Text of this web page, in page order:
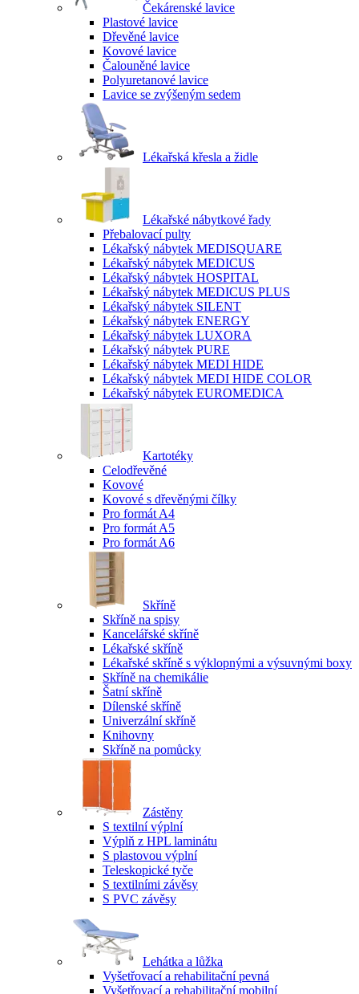
Čekárenské lavice
Plastové lavice
Dřevěné lavice
Kovové lavice
Čalouněné lavice
Polyuretanové lavice
Lavice se zvýšeným sedem
Lékařská křesla a židle
Lékařské nábytkové řady
Přebalovací pulty
Lékařský nábytek MEDISQUARE
Lékařský nábytek MEDICUS
Lékařský nábytek HOSPITAL
Lékařský nábytek MEDICUS PLUS
Lékařský nábytek SILENT
Lékařský nábytek ENERGY
Lékařský nábytek LUXORA
Lékařský nábytek PURE
Lékařský nábytek MEDI HIDE
Lékařský nábytek MEDI HIDE COLOR
Lékařský nábytek EUROMEDICA
Kartotéky
Celodřevěné
Kovové
Kovové s dřevěnými čílky
Pro formát A4
Pro formát A5
Pro formát A6
Skříně
Skříně na spisy
Kancelářské skříně
Lékařské skříně
Lékařské skříně s výklopnými a výsuvnými boxy
Skříně na chemikálie
Šatní skříně
Dílenské skříně
Univerzální skříně
Knihovny
Skříně na pomůcky
Zástěny
S textilní výplní
Výplň z HPL laminátu
S plastovou výplní
Teleskopické tyče
S textilními závěsy
S PVC závěsy
Lehátka a lůžka
Vyšetřovací a rehabilitační pevná
Vyšetřovací a rehabilitační mobilní